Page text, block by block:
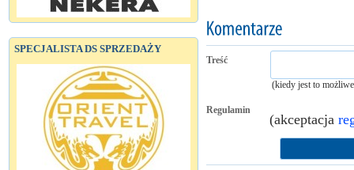
SPECJALISTA DS SPRZEDAŻY
Treść
(kiedy jest to
Regulamin
(akceptacja